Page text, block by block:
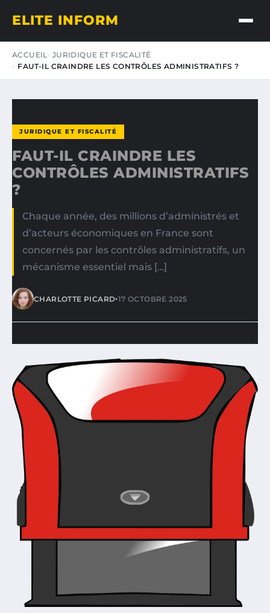
ELITE INFORM
ACCUEIL JURIDIQUE ET FISCALITÉ
FAUT-IL CRAINDRE LES CONTRÔLES ADMINISTRATIFS ?
JURIDIQUE ET FISCALITÉ
FAUT-IL CRAINDRE LES
CONTRÔLES ADMINISTRATIFS
?
Chaque année, des millions d’administrés et
d’acteurs économiques en France sont
concernés par les contrôles administratifs, un
mécanisme essentiel mais […]
CHARLOTTE PICARD•17 OCTOBRE 2025